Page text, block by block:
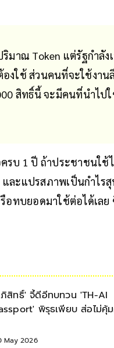
มาณ Token แต่รัฐกำลัง
งใช้ ส่วนคนที่จะใช้งาน
สิทธิ์นี้ จะมีคนที่นำไปใ
บ 1 ปี ถ้าประชาชนใช้
ละแปรสภาพเป็นกำไร
อทบยอดมาใช้ต่อได้เลย
สิทธิ์' จี้ดีอีทบทวน 'TH-AI
พิรุธเพียบ ส่อไม่คุ้
May 2026